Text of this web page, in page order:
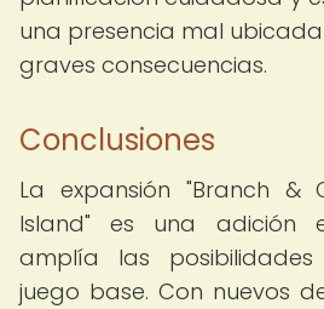
una presencia mal
graves consecuencias.
Conclusiones
La expansión "Branch &
Island" es una adición
amplía las
juego base. Con nuevos